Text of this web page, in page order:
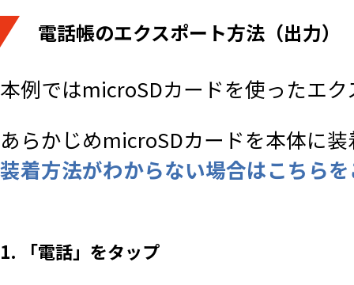
電話帳のエクスポート方法（出力）
本例ではmicroSDカードを使ったエ
あらかじめmicroSDカードを本体に
装着方法がわからない場合はこちら
1. 「電話」をタップ